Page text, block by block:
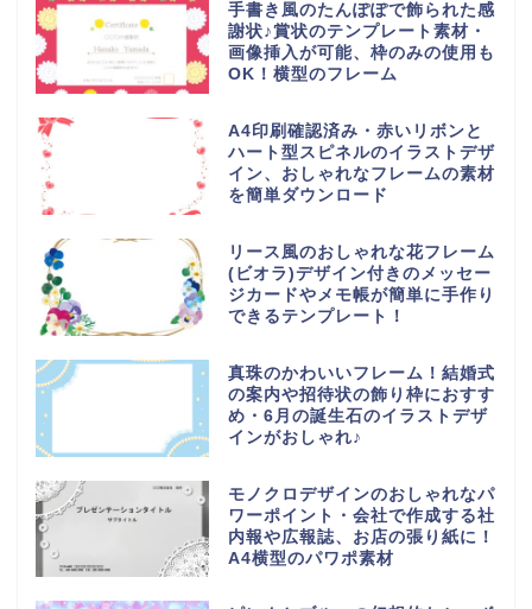
手書き風のたんぽぽで飾られた感
謝状♪賞状のテンプレート素材・
画像挿入が可能、枠のみの使用も
OK！横型のフレーム
A4印刷確認済み・赤いリボンと
ハート型スピネルのイラストデザ
イン、おしゃれなフレームの素材
を簡単ダウンロード
リース風のおしゃれな花フレーム
(ビオラ)デザイン付きのメッセー
ジカードやメモ帳が簡単に手作り
できるテンプレート！
真珠のかわいいフレーム！結婚式
の案内や招待状の飾り枠におすす
め・6月の誕生石のイラストデザ
インがおしゃれ♪
モノクロデザインのおしゃれなパ
ワーポイント・会社で作成する社
内報や広報誌、お店の張り紙に！
A4横型のパワポ素材